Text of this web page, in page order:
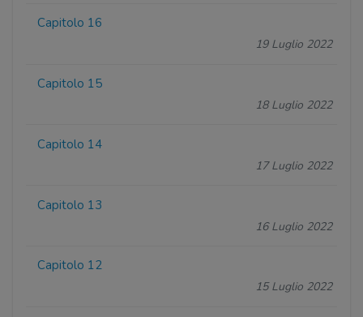
Capitolo 16
19 Luglio 2022
Capitolo 15
18 Luglio 2022
Capitolo 14
17 Luglio 2022
Capitolo 13
16 Luglio 2022
Capitolo 12
15 Luglio 2022